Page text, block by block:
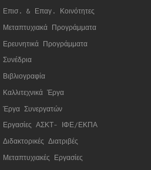
Επισ. & Επαγ. Κοινότητες
Μεταπτυχιακά Προγράμματα
Ερευνητικά Προγράμματα
Συνέδρια
Βιβλιογραφία
Καλλιτεχνικά Έργα
Έργα Συνεργατών
Εργασίες ΑΣΚΤ- ΙΦΕ/ΕΚΠΑ
Διδακτορικές Διατριβές
Μεταπτυχιακές Εργασίες